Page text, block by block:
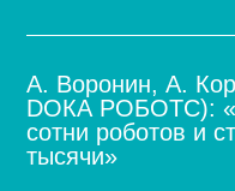
А. Воронин, А.
DOКА РОБОТС):
сотни роботов и
тысячи»